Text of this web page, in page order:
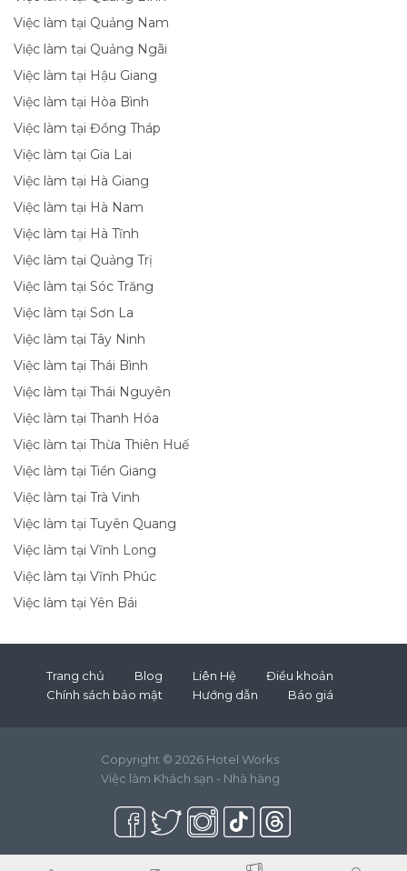
Việc làm tại Quảng Nam
Việc làm tại Quảng Ngãi
Việc làm tại Hậu Giang
Việc làm tại Hòa Bình
Việc làm tại Đồng Tháp
Việc làm tại Gia Lai
Việc làm tại Hà Giang
Việc làm tại Hà Nam
Việc làm tại Hà Tĩnh
Việc làm tại Quảng Trị
Việc làm tại Sóc Trăng
Việc làm tại Sơn La
Việc làm tại Tây Ninh
Việc làm tại Thái Bình
Việc làm tại Thái Nguyên
Việc làm tại Thanh Hóa
Việc làm tại Thừa Thiên Huế
Việc làm tại Tiền Giang
Việc làm tại Trà Vinh
Việc làm tại Tuyên Quang
Việc làm tại Vĩnh Long
Việc làm tại Vĩnh Phúc
Việc làm tại Yên Bái
Trang chủ Blog Liên Hệ
Điều khoản
Chính sách bảo mật
Hướng dẫn Báo giá
Copyright © 2026 Hotel Works
Việc làm Khách sạn - Nhà hàng